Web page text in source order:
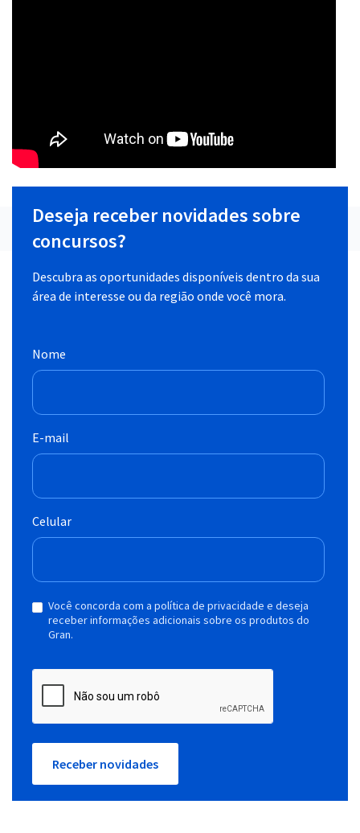
Deseja receber novidades sobre
concursos?
Descubra as oportunidades disponíveis dentro da sua
área de interesse ou da região onde você mora.
Nome
E-mail
Celular
Você concorda com a política de privacidade e deseja
receber informações adicionais sobre os produtos do
Gran.
Receber novidades